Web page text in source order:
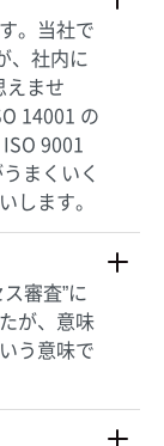
。当社で
、社内に
えませ
14001 の
9001
まくいく
します。
審査”に
が、意味
う意味で